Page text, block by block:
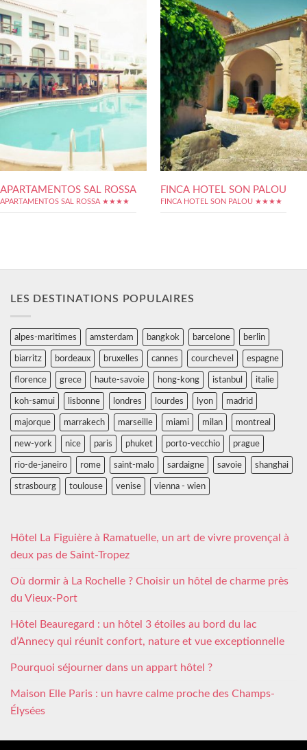
APARTAMENTOS SAL ROSSA
APARTAMENTOS SAL ROSSA ★★★★
FINCA HOTEL SON PALOU
FINCA HOTEL SON PALOU ★★★★
LES DESTINATIONS POPULAIRES
alpes-maritimes amsterdam bangkok barcelone berlin
biarritz bordeaux bruxelles cannes courchevel espagne
florence grece haute-savoie hong-kong istanbul italie
koh-samui lisbonne londres lourdes lyon madrid
majorque marrakech marseille miami milan montreal
new-york nice paris phuket porto-vecchio prague
rio-de-janeiro rome saint-malo sardaigne savoie shanghai
strasbourg toulouse venise vienna - wien
Hôtel La Figuière à Ramatuelle, un art de vivre provençal à
deux pas de Saint-Tropez
Où dormir à La Rochelle ? Choisir un hôtel de charme près
du Vieux-Port
Hôtel Beauregard : un hôtel 3 étoiles au bord du lac
d’Annecy qui réunit confort, nature et vue exceptionnelle
Pourquoi séjourner dans un appart hôtel ?
Maison Elle Paris : un havre calme proche des Champs-
Élysées